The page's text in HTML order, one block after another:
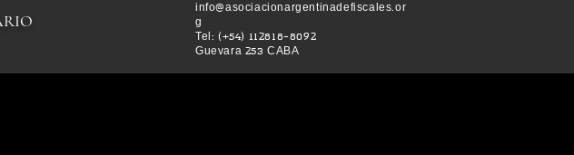
info@asociacionargentinadefiscales.or
g
Tel: (+54) 112818-8092
Guevara 253 CABA